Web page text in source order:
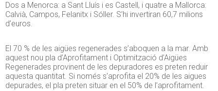
Dos a Menorca: a Sant Lluís i es Castell, i quatre a Mallorca:
Calvià, Campos, Felanitx i Sóller. S’hi invertiran 60,7 milions
d’euros.
El 70 % de les aigües regenerades s’aboquen a la mar. Amb
aquest nou pla d’Aprofitament i Optimització d’Aigües
Regenerades provinent de les depuradores es preten reduir
aquesta quantitat. Si només s’aprofita el 20% de les aigues
depurades, el pla preten situar en el 50% de l’aprofitament.